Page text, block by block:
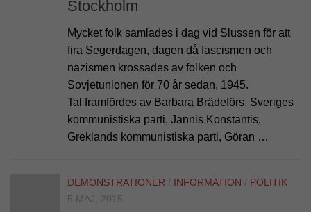
Stockholm
Mycket folk samlades i dag vid Slussen för att
fira Segerdagen, dagen då fascismen och
nazismen krossades av folken och
Sovjetunionen för 70 år sedan, 1945.
Tal framfördes av Barbara Brädeförs, Sveriges
kommunistiska parti, Jannis Konstantis,
Greklands kommunistiska parti, Göran …
DEMONSTRATIONER / INFORMATION / POLITIK
5 MAJ, 2015